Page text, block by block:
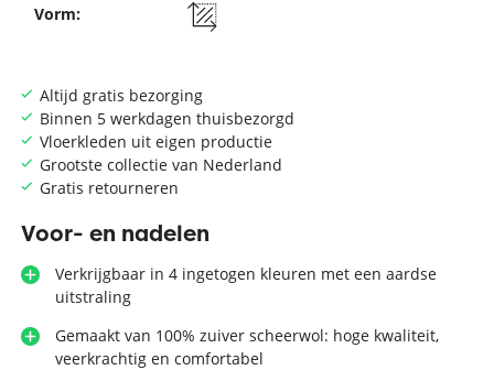
Altijd gratis bezorging
Binnen 5 werkdagen thuisbezorgd
Vloerkleden uit eigen productie
Grootste collectie van Nederland
Gratis retourneren
Voor- en nadelen
Verkrijgbaar in 4 ingetogen kleuren met een aardse
uitstraling
Gemaakt van 100% zuiver scheerwol: hoge kwaliteit,
veerkrachtig en comfortabel
Vorm: